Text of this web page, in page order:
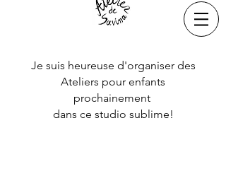
Je suis heureuse d'organiser des
Ateliers pour enfants
prochainement
dans ce studio sublime!